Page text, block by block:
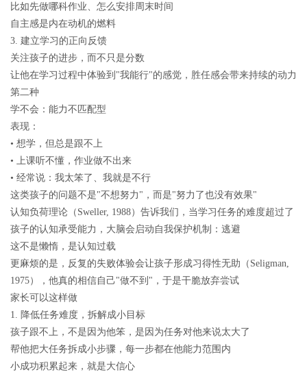
比如先做哪科作业、怎么安排周末时间
自主感是内在动机的燃料
3. 建立学习的正向反馈
关注孩子的进步，而不只是分数
让他在学习过程中体验到"我能行"的感觉，胜任感会带来持续的动力
第二种
学不会：能力不匹配型
表现：
• 想学，但总是跟不上
• 上课听不懂，作业做不出来
• 经常说：我太笨了、我就是不行
这类孩子的问题不是"不想努力"，而是"努力了也没有效果"
认知负荷理论（Sweller, 1988）告诉我们，当学习任务的难度超过了
孩子的认知承受能力，大脑会启动自我保护机制：逃避
这不是懒惰，是认知过载
更麻烦的是，反复的失败体验会让孩子形成习得性无助（Seligman,
1975），他真的相信自己"做不到"，于是干脆放弃尝试
家长可以这样做
1. 降低任务难度，拆解成小目标
孩子跟不上，不是因为他笨，是因为任务对他来说太大了
帮他把大任务拆成小步骤，每一步都在他能力范围内
小成功积累起来，就是大信心